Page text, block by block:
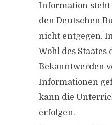
Information
den Deutschen
nicht entgegen.
Wohl des Staates
Bekanntwerden
Informationen
kann die
erfolgen.